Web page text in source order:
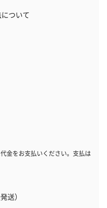
ついて
金をお支払いください。支払は
送）